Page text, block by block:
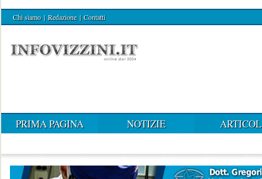
Chi siamo | Redazione | Contatti
PRIMA PAGINA NOTIZIE